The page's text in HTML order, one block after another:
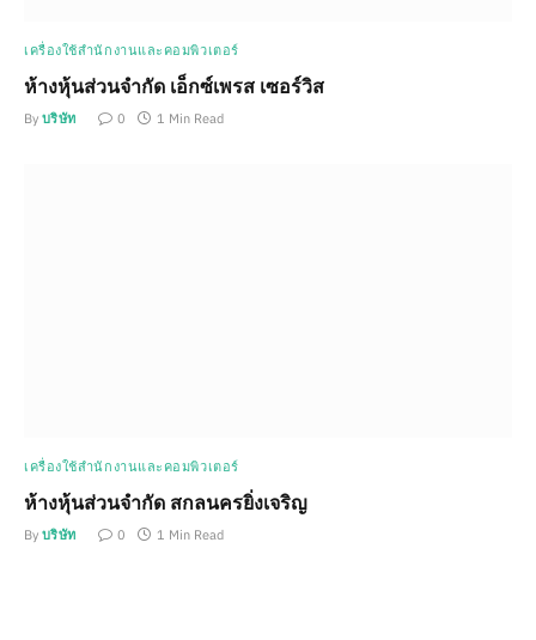
เครื่องใช้สำนักงานและคอมพิวเตอร์
ห้างหุ้นส่วนจำกัด เอ็กซ์เพรส เซอร์วิส
By บริษัท 0 1 Min Read
เครื่องใช้สำนักงานและคอมพิวเตอร์
ห้างหุ้นส่วนจำกัด สกลนครยิ่งเจริญ
By บริษัท 0 1 Min Read